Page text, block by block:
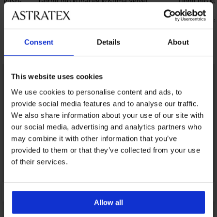
Consent Details About
This website uses cookies
We use cookies to personalise content and ads, to
provide social media features and to analyse our traffic.
We also share information about your use of our site with
our social media, advertising and analytics partners who
may combine it with other information that you’ve
provided to them or that they’ve collected from your use
of their services.
Allow all
Hibiscus Push-Up
69,99 €
27,99 € kod: SUN20
41,99 €
16,80 € kod:
Otkrijte slične komade